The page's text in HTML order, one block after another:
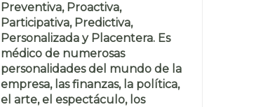
Preventiva, Proactiva,
Participativa, Predictiva,
Personalizada y Placentera. Es
médico de numerosas
personalidades del mundo de la
empresa, las finanzas, la política,
el arte, el espectáculo, los